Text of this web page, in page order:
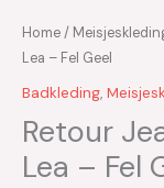
Home/
Lea – Fel Geel
Badkleding,
Retour
Lea – Fel